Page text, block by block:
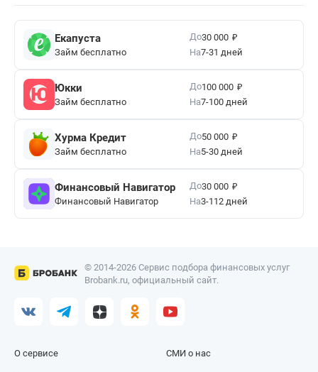
Екапуста
Займ бесплатно
До30 000 ₽
На7-31 дней
Юкки
Займ бесплатно
До100 000 ₽
На7-100 дней
Хурма Кредит
Займ бесплатно
До50 000 ₽
На5-30 дней
Финансовый Навигатор
Финансовый Навигатор
До30 000 ₽
На3-112 дней
© 2014-2026 Сервис подбора финансовых услуг
Brobank.ru, официальный сайт.
О сервисе СМИ о нас